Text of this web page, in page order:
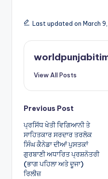
a
ts
A
p
ar
e
Last updated on March
View All Posts
Post
navigation
Previous Post
ਪ੍ਰਸਿੱਧ ਖੇਤੀ ਵਿਗਿਆਨੀ ਤੇ
ਸਾਹਿਤਕਾਰ ਸਰਦਾਰ ਤਰਲੋਕ
ਸਿੰਘ ਕੈਨੇਡਾ ਦੀਆਂ ਪੁਸਤਕਾਂ
ਗੁਰਬਾਣੀ ਅਧਾਰਿਤ ਪ੍ਰਸ਼ਨੋਤਰੀ
(ਭਾਗ ਪਹਿਲਾ ਅਤੇ ਦੂਜਾ)
ਰਿਲੀਜ਼